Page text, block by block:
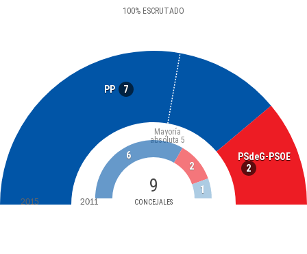
100% ESCRUTADO
PP 7
PSdeG-PSOE
2
9
CONCEJALES
Mayoría
absoluta 5
6
2
1
2015 2011